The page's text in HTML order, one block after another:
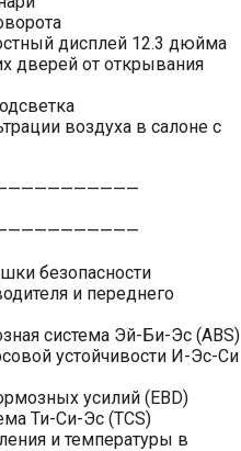
дисплей 12.3 дюйма
дверей от открывания
воздуха в салоне с
безопасности
и переднего
система Эй-Би-Эс (ABS)
устойчивости И-Эс-Си
усилий (EBD)
Ти-Си-Эс (TCS)
и температуры в